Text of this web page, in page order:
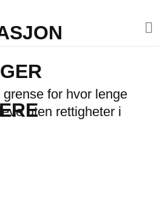
for hvor lenge
uten rettigheter i